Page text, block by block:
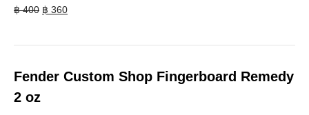
฿400 Original
฿ 360Current
Fender Custom Shop Fingerboard Remedy
2 oz